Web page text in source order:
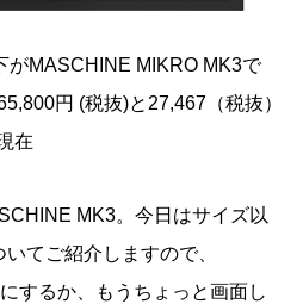
がMASCHINE MIKRO MK3で
円 (税抜)と27,467（税抜）
在
MK3。今日はサイズ以
てご紹介しますので、
するか、もうちょっと画面し